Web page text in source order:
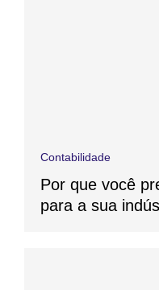
Contabilidade
Por que você
para a sua